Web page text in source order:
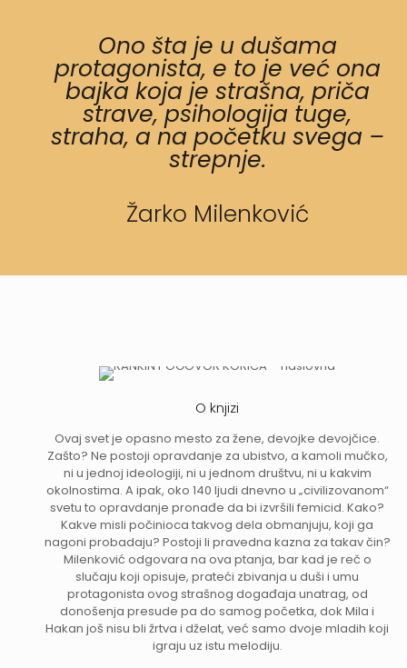
Ono šta je u dušama
protagonista, e to je već ona
bajka koja je strašna, priča
strave, psihologija tuge,
straha, a na početku svega –
strepnje.
Žarko Milenković
O knjizi
Ovaj svet je opasno mesto za žene, devojke devojčice.
Zašto? Ne postoji opravdanje za ubistvo, a kamoli mučko,
ni u jednoj ideologiji, ni u jednom društvu, ni u kakvim
okolnostima. A ipak, oko 140 ljudi dnevno u „civilizovanom“
svetu to opravdanje pronađe da bi izvršili femicid. Kako?
Kakve misli počinioca takvog dela obmanjuju, koji ga
nagoni probadaju? Postoji li pravedna kazna za takav čin?
Milenković odgovara na ova ptanja, bar kad je reč o
slučaju koji opisuje, prateći zbivanja u duši i umu
protagonista ovog strašnog događaja unatrag, od
donošenja presude pa do samog početka, dok Mila i
Hakan još nisu bli žrtva i dželat, već samo dvoje mladih koji
igraju uz istu melodiju.